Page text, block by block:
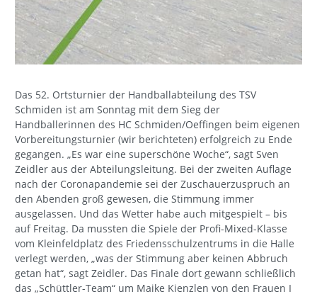
Das 52. Ortsturnier der Handballabteilung des TSV
Schmiden ist am Sonntag mit dem Sieg der
Handballerinnen des HC Schmiden/Oeffingen beim eigenen
Vorbereitungsturnier (wir berichteten) erfolgreich zu Ende
gegangen. „Es war eine superschöne Woche“, sagt Sven
Zeidler aus der Abteilungsleitung. Bei der zweiten Auflage
nach der Coronapandemie sei der Zuschauerzuspruch an
den Abenden groß gewesen, die Stimmung immer
ausgelassen. Und das Wetter habe auch mitgespielt – bis
auf Freitag. Da mussten die Spiele der Profi-Mixed-Klasse
vom Kleinfeldplatz des Friedensschulzentrums in die Halle
verlegt werden, „was der Stimmung aber keinen Abbruch
getan hat“, sagt Zeidler. Das Finale dort gewann schließlich
das „Schüttler-Team“ um Maike Kienzlen von den Frauen I